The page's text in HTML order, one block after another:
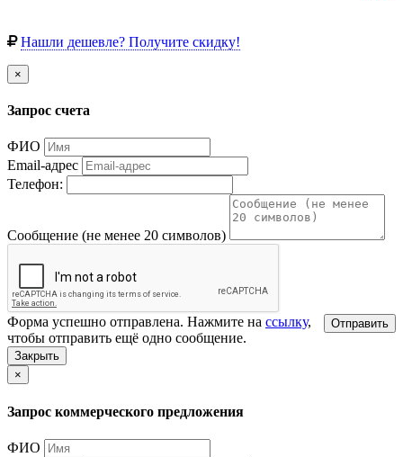
Нашли дешевле? Получите скидку!
×
Запрос счета
ФИО
Email-адрес
Телефон:
Сообщение (не менее 20 символов)
Отправить
Форма успешно отправлена. Нажмите на ссылку,
чтобы отправить ещё одно сообщение.
Закрыть
×
Запрос коммерческого предложения
ФИО